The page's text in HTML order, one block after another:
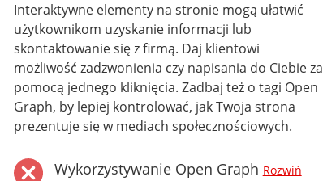
Interaktywne elementy na stronie mogą ułatwić
użytkownikom uzyskanie informacji lub
skontaktowanie się z firmą. Daj klientowi
możliwość zadzwonienia czy napisania do Ciebie za
pomocą jednego kliknięcia. Zadbaj też o tagi Open
Graph, by lepiej kontrolować, jak Twoja strona
prezentuje się w mediach społecznościowych.
Wykorzystywanie Open Graph Rozwiń